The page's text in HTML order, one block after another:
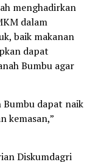
menghadirkan
dalam
baik makanan
dapat
Bumbu agar
Bumbu dapat naik
kemasan,”
Diskumdagri